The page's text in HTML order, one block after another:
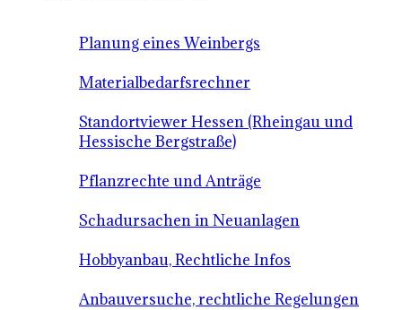
Planung eines Weinbergs
Materialbedarfsrechner
Standortviewer Hessen (Rheingau und
Hessische Bergstraße)
Pflanzrechte und Anträge
Schadursachen in Neuanlagen
Hobbyanbau, Rechtliche Infos
Anbauversuche, rechtliche Regelungen